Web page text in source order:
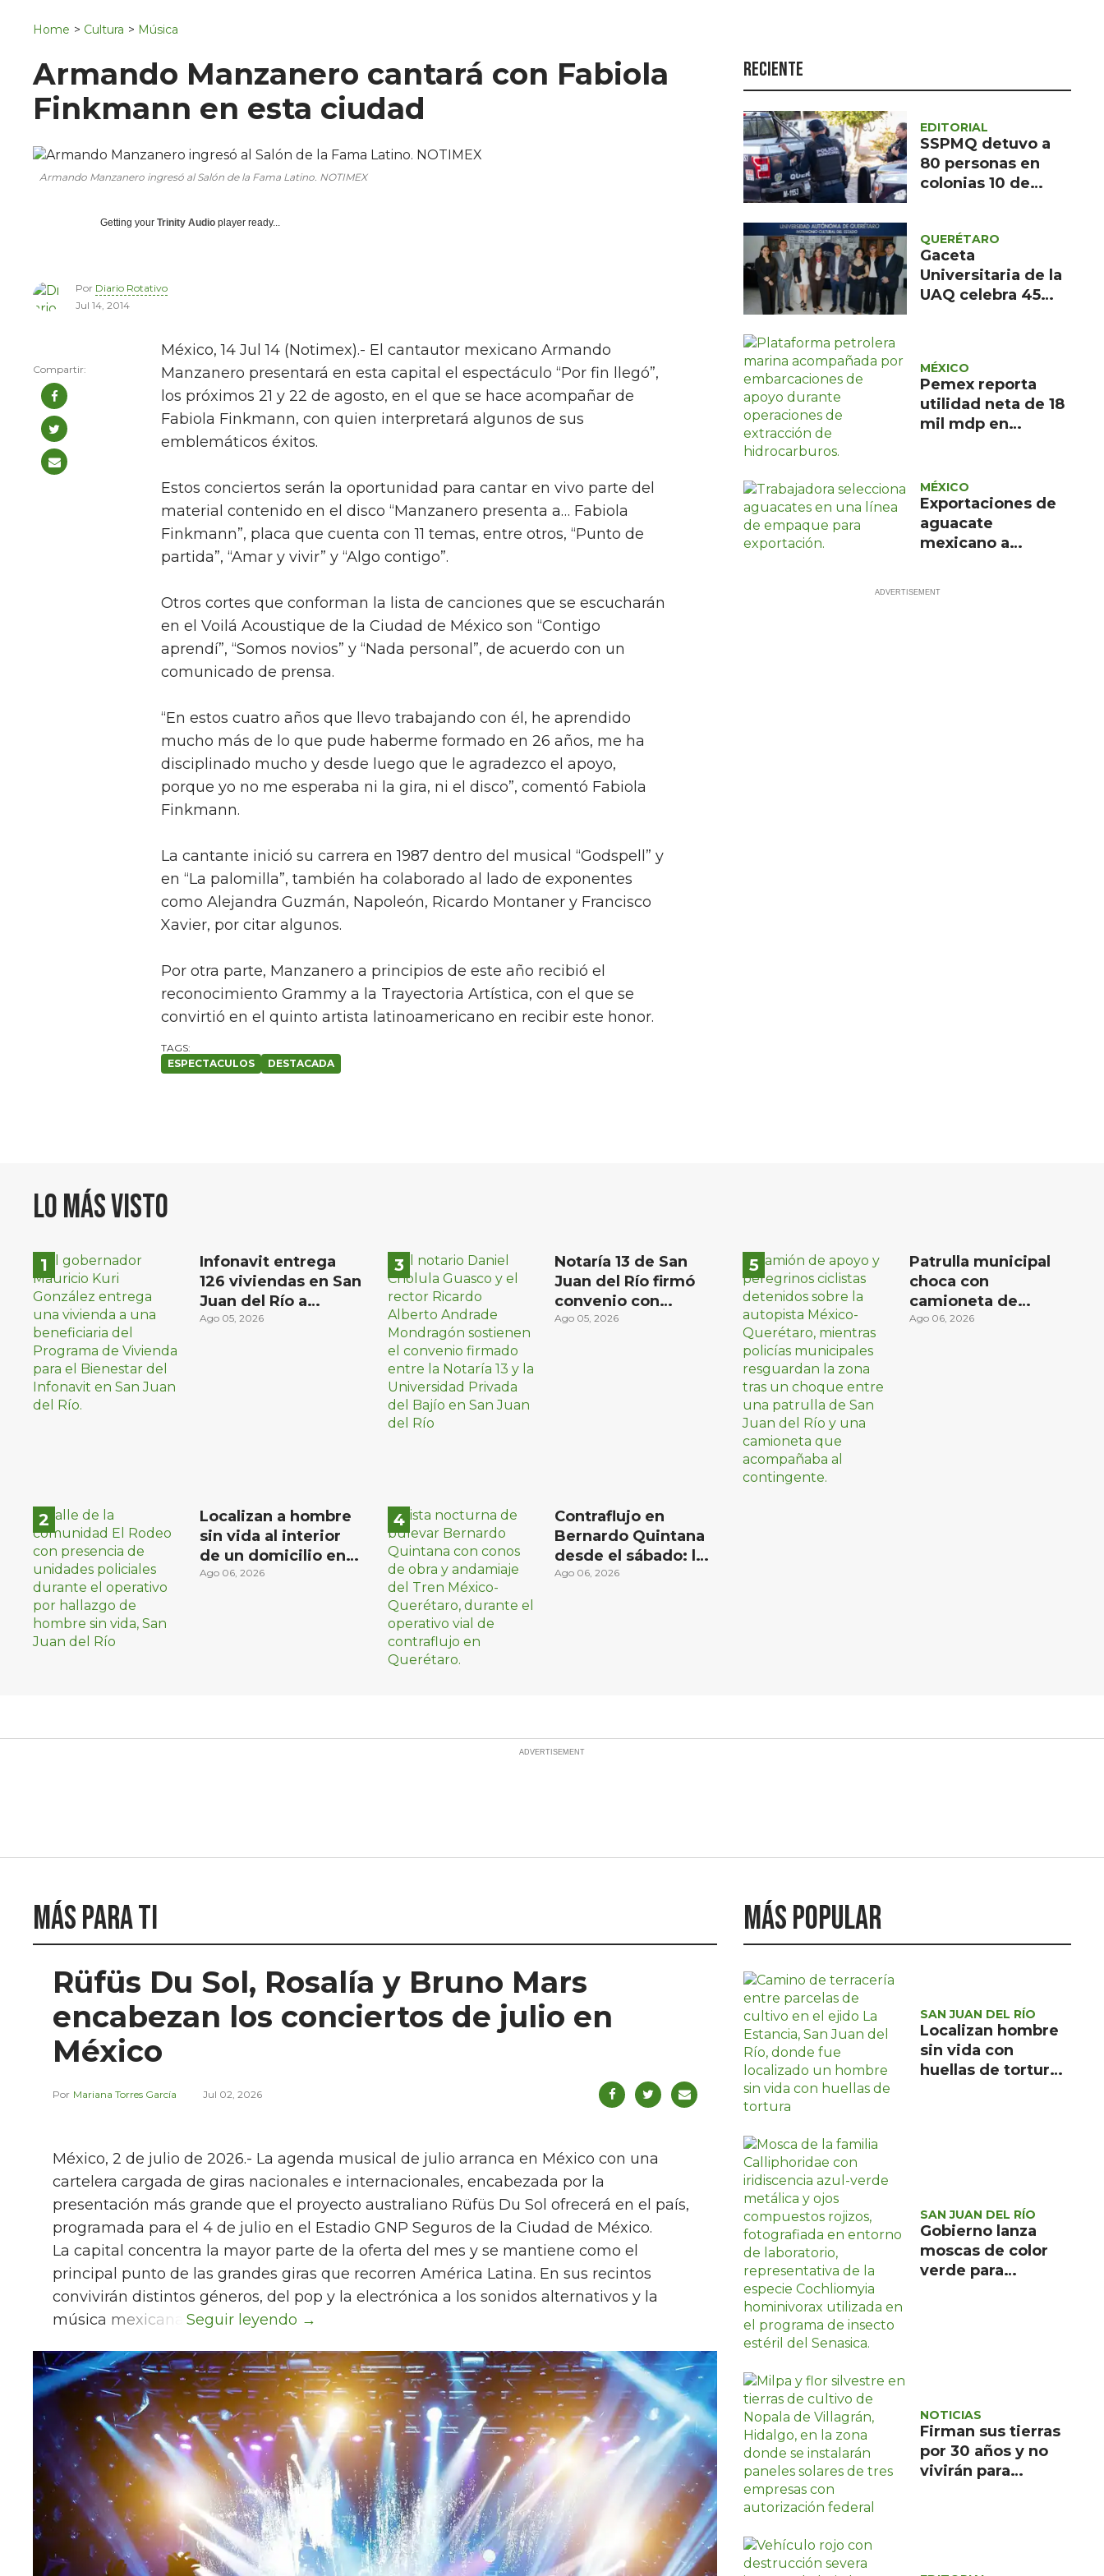
Política
Turismo
Asuntos Sociales
Estilo de vida
Home > Cultura > Música
Armando Manzanero cantará con Fabiola
Finkmann en esta ciudad
Armando Manzanero ingresó al Salón de la Fama Latino. NOTIMEX
Getting your Trinity Audio player ready...
Por Diario Rotativo
Jul 14, 2014
México, 14 Jul 14 (Notimex).- El cantautor mexicano Armando
Manzanero presentará en esta capital el espectáculo “Por fin llegó”,
los próximos 21 y 22 de agosto, en el que se hace acompañar de
Fabiola Finkmann, con quien interpretará algunos de sus
emblemáticos éxitos.
Estos conciertos serán la oportunidad para cantar en vivo parte del
material contenido en el disco “Manzanero presenta a… Fabiola
Finkmann”, placa que cuenta con 11 temas, entre otros, “Punto de
partida”, “Amar y vivir” y “Algo contigo”.
Otros cortes que conforman la lista de canciones que se escucharán
en el Voilá Acoustique de la Ciudad de México son “Contigo
aprendí”, “Somos novios” y “Nada personal”, de acuerdo con un
comunicado de prensa.
“En estos cuatro años que llevo trabajando con él, he aprendido
mucho más de lo que pude haberme formado en 26 años, me ha
disciplinado mucho y desde luego que le agradezco el apoyo,
porque yo no me esperaba ni la gira, ni el disco”, comentó Fabiola
Finkmann.
La cantante inició su carrera en 1987 dentro del musical “Godspell” y
en “La palomilla”, también ha colaborado al lado de exponentes
como Alejandra Guzmán, Napoleón, Ricardo Montaner y Francisco
Xavier, por citar algunos.
Por otra parte, Manzanero a principios de este año recibió el
reconocimiento Grammy a la Trayectoria Artística, con el que se
convirtió en el quinto artista latinoamericano en recibir este honor.
ESPECTACULOS DESTACADA
Reciente
EDITORIAL
SSPMQ detuvo a
80 personas en
colonias 10 de
el primer semestre
de 2026
QUERÉTARO
Gaceta
Universitaria de la
UAQ celebra 45
MÉXICO
Pemex reporta
utilidad neta de 18
mil mdp en
MÉXICO
Exportaciones de
aguacate
mexicano a
Lo más visto
Infonavit entrega
126 viviendas en San
Juan del Río a
familias de bajos
Ago 05, 2026
Localizan a hombre
sin vida al interior
de un domicilio en
la comunidad El
Ago 06, 2026
Notaría 13 de San
Juan del Río firmó
convenio con
Universidad Privada
Ago 05, 2026
Contraflujo en
Bernardo Quintana
desde el sábado: la
etapa más compleja
Ago 06, 2026
Patrulla municipal
choca con
camioneta de
peregrinos ciclistas
Ago 06, 2026
Más para ti
Rüfüs Du Sol, Rosalía y Bruno Mars
encabezan los conciertos de julio en
México
Mariana Torres García Jul 02, 2026
México, 2 de julio de 2026.- La agenda musical de julio arranca en México con una
cartelera cargada de giras nacionales e internacionales, encabezada por la
presentación más grande que el proyecto australiano Rüfüs Du Sol ofrecerá en el país,
programada para el 4 de julio en el Estadio GNP Seguros de la Ciudad de México.
La capital concentra la mayor parte de la oferta del mes y se mantiene como el
principal punto de las grandes giras que recorren América Latina. En sus recintos
convivirán distintos géneros, del pop y la electrónica a los sonidos alternativos y la
música mexicana.
Más popular
SAN JUAN DEL RÍO
Localizan hombre
sin vida con
huellas de tortura
SAN JUAN DEL RÍO
Gobierno lanza
moscas de color
verde para
NOTICIAS
Firman sus tierras
por 30 años y no
vivirán para